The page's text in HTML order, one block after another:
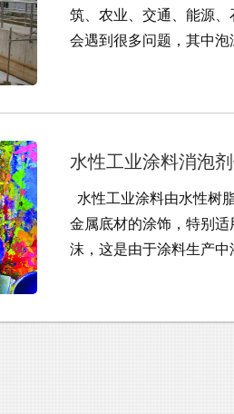
筑、农业、交通、能源
会遇到很多问题，其中
水性工业涂料消泡
水性工业涂料由水性树
金属底材的涂饰，特别
沫，这是由于涂料生产中